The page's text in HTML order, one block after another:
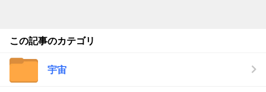
この記事のカテゴリ
宇宙